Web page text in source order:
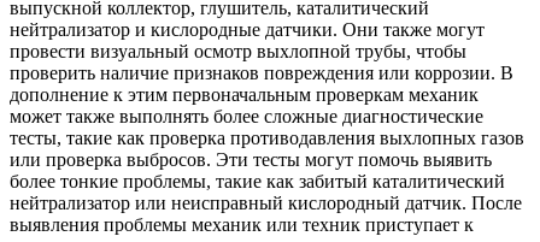
выпускной коллектор, глушитель, каталитический
нейтрализатор и кислородные датчики. Они также могут
провести визуальный осмотр выхлопной трубы, чтобы
проверить наличие признаков повреждения или коррозии. В
дополнение к этим первоначальным проверкам механик
может также выполнять более сложные диагностические
тесты, такие как проверка противодавления выхлопных газов
или проверка выбросов. Эти тесты могут помочь выявить
более тонкие проблемы, такие как забитый каталитический
нейтрализатор или неисправный кислородный датчик. После
выявления проблемы механик или техник приступает к